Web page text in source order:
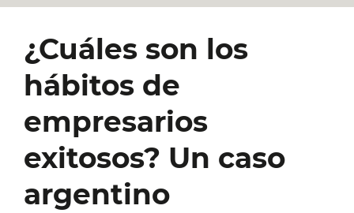
EXITOSOS:
¿Cuáles son los
hábitos de
empresarios
exitosos? Un caso
argentino